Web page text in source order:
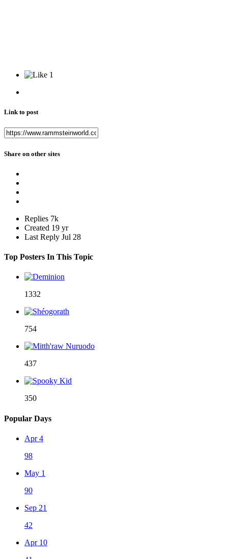
1
Link to post
Share on other sites
Replies 7k
Created 19 yr
Last Reply Jul 28
Top Posters In This Topic
1332
754
437
350
Popular Days
Apr 4
98
May 1
90
Sep 21
42
Apr 10